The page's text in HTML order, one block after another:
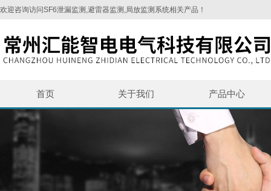
欢迎咨询访问SF6泄漏监测,避雷器监测,局放监测系统相关产品！
首页 关于我们 产品中心